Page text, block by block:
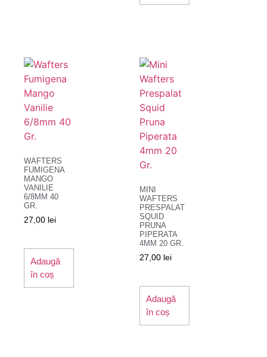
WAFTERS
FUMIGENA
MANGO
VANILIE
6/8MM 40
GR.
27,00 lei
Adaugă
în coș
MINI
WAFTERS
PRESPALAT
SQUID
PRUNA
PIPERATA
4MM 20 GR.
27,00 lei
Adaugă
în coș